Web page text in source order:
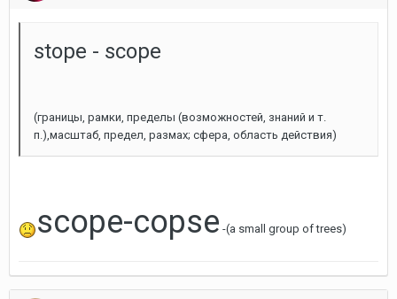
stope - scope
(границы, рамки, пределы (возможностей, знаний и т.
п.),масштаб, предел, размах; сфера, область действия)
scope-copse -(a small group of trees)